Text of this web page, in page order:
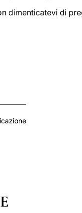
dimenticatevi di